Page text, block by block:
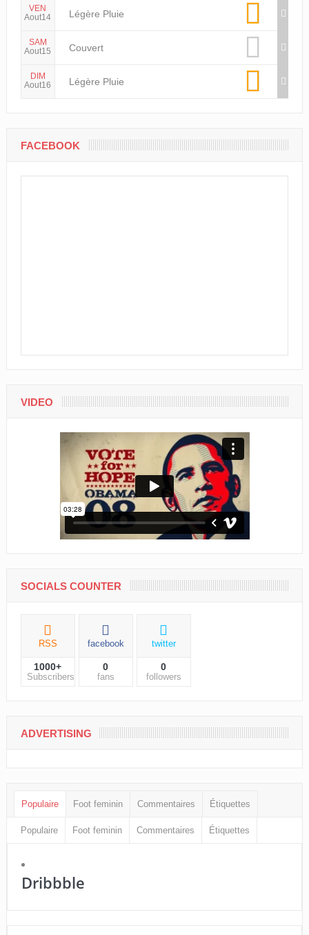
VEN
Aout14
Légère Pluie
SAM
Aout15
Couvert
DIM
Aout16
Légère Pluie
FACEBOOK
VIDEO
SOCIALS COUNTER
RSS
1000+
Subscribers
facebook
0
fans
twitter
0
followers
ADVERTISING
Populaire Foot feminin Commentaires Étiquettes
Populaire Foot feminin Commentaires Étiquettes
Dribbble